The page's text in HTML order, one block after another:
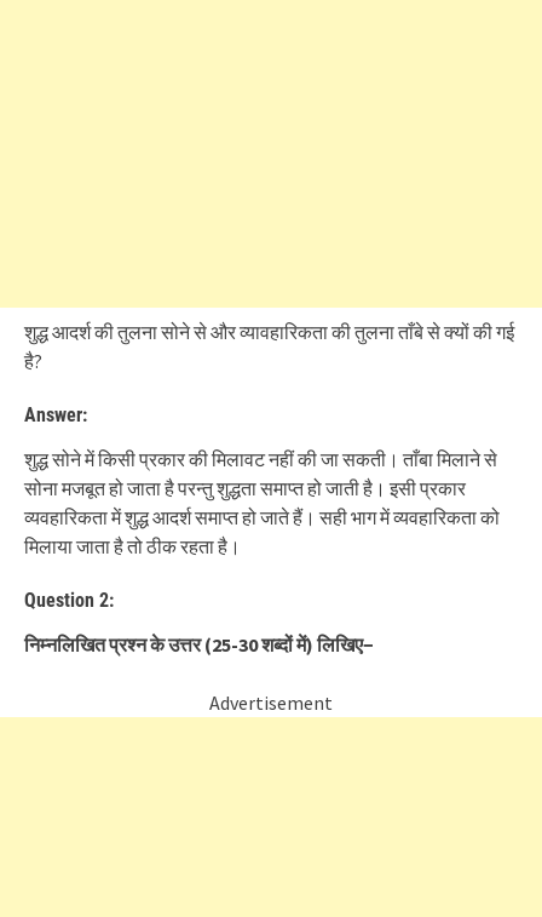
शुद्ध आदर्श की तुलना सोने से और व्यावहारिकता की तुलना ताँबे से क्यों की गई
है?
Answer:
शुद्ध सोने में किसी प्रकार की मिलावट नहीं की जा सकती। ताँबा मिलाने से
सोना मजबूत हो जाता है परन्तु शुद्धता समाप्त हो जाती है। इसी प्रकार
व्यवहारिकता में शुद्ध आदर्श समाप्त हो जाते हैं। सही भाग में व्यवहारिकता को
मिलाया जाता है तो ठीक रहता है।
Question 2:
निम्नलिखित प्रश्न के उत्तर(25-30शब्दों में)लिखिए−
Advertisement